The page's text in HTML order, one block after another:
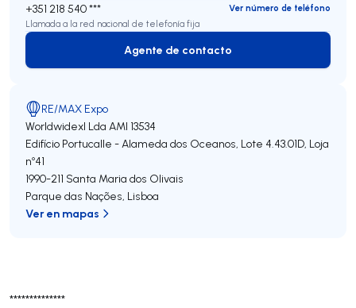
**************
+351 218 540 ***
Ver número de teléfono
Llamada a la red nacional de telefonía fija
Agente de contacto
Agente de contacto
RE/MAX Expo
Worldwidexl Lda AMI 13534
Edifício Portucalle - Alameda dos Oceanos, Lote 4.43.01D, Loja
nº41
1990-211 Santa Maria dos Olivais
Parque das Nações, Lisboa
Ver en mapas